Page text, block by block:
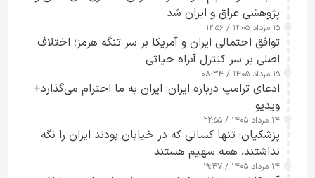
پژوهشی عراق و ایران شد
۱۵ مرداد ۱۴۰۵ / ۱۲:۵۶
توافق احتمالی ایران و آمریکا بر سر تنگه هرمز؛ اختلاف
اصلی بر سر کنترل آبراه حیاتی
۱۵ مرداد ۱۴۰۵ / ۰۸:۳۴
ادعای ترامپ درباره ایران: ایران به ما احترام می‌گذارد+
ویدیو
۱۴ مرداد ۱۴۰۵ / ۲۲:۵۵
پزشکیان: تنها کسانی که در خیابان بودند ایران را نگه
نداشتند، همه سهیم هستند
۱۴ مرداد ۱۴۰۵ / ۱۹:۴۷